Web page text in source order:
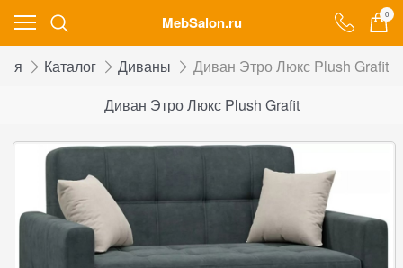
MebSalon.ru 0
Каталог Диваны
Диван Этро Люкс Plush Grafit
Диван Этро Люкс Plush Grafit